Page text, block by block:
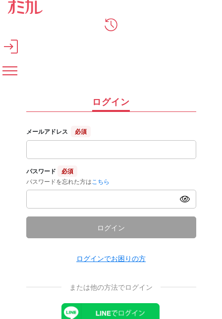
メインコンテンツへスキップ
ログイン
メールアドレス 必須
パスワード
必須
パスワードを忘れた方は こちら
ログイン
ログインでお困りの方
または他の方法でログイン